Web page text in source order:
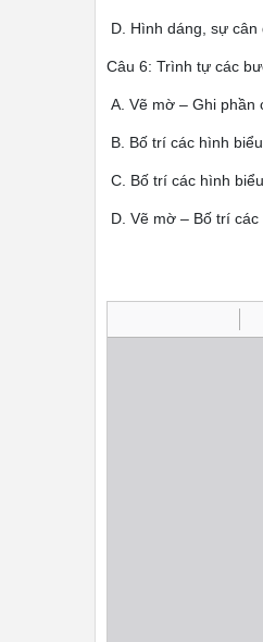
D. Hình dáng, sự cân
Câu 6: Trình tự các
A. Vẽ mờ – Ghi phần
B. Bố trí các hình
C. Bố trí các hình
D. Vẽ mờ – Bố trí